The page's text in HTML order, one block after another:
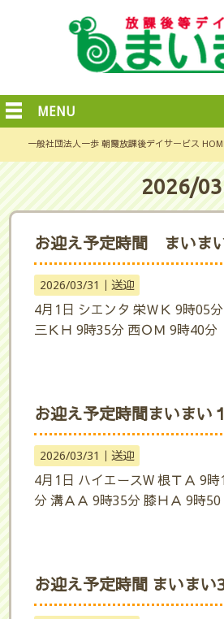
MENU
一般社団法人一歩 朝霞放課後デイサービス
2026/03
お迎え予定時間 まいま
2026/03/31｜ 送迎
4月1日 シエンタ 栄ＷＫ 9時05
三ＫＨ 9時35分 西ＯＭ 9時40分
お迎え予定時間まいまい１
2026/03/31｜ 送迎
4月1日 ハイエースW 根ＴＡ 9
分 溝ＡＡ 9時35分 膝ＨＡ 9時50
お迎え予定時間 まいまい